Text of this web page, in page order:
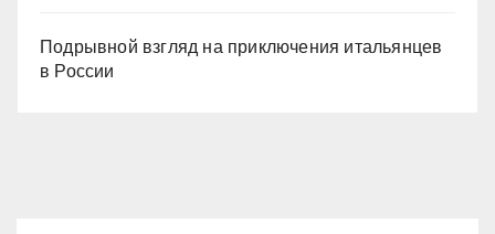
Подрывной взгляд на приключения итальянцев
в России